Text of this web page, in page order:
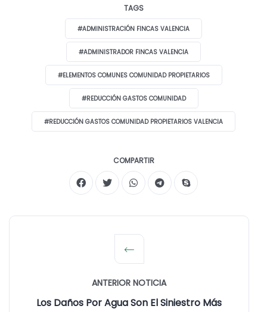
TAGS
#ADMINISTRACIÓN FINCAS VALENCIA
#ADMINISTRADOR FINCAS VALENCIA
#ELEMENTOS COMUNES COMUNIDAD PROPIETARIOS
#REDUCCIÓN GASTOS COMUNIDAD
#REDUCCIÓN GASTOS COMUNIDAD PROPIETARIOS VALENCIA
COMPARTIR
ANTERIOR NOTICIA
Los Daños Por Agua Son El Siniestro Más